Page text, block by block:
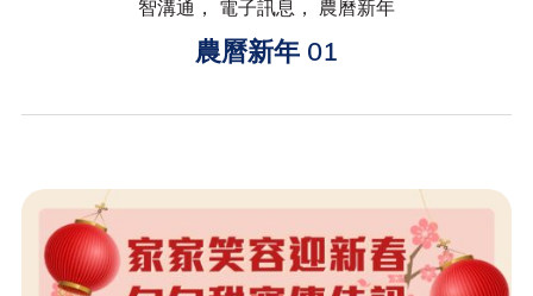
智溝通， 電子訊息， 農曆新年
農曆新年 01